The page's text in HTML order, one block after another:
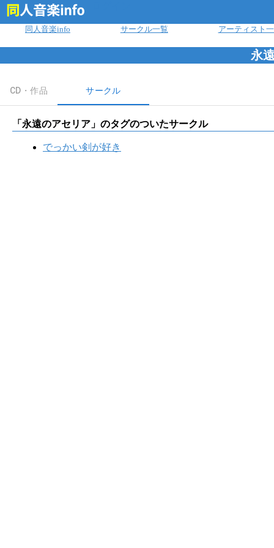
同人音楽info サークル一覧 アーティスト
永
CD・作品 サークル
「 永遠のアセリア 」のタグのついたサークル
でっかい剣が好き